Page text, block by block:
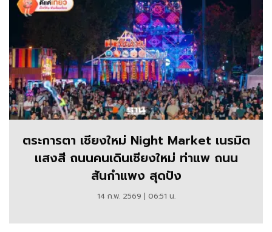
ตระการตา เชียงใหม่ Night Market เนรมิต
แสงสี ถนนคนเดินเชียงใหม่ ท่าแพ ถนน
สันกำแพง สุดปัง
14 ก.พ. 2569 | 06:51 น.